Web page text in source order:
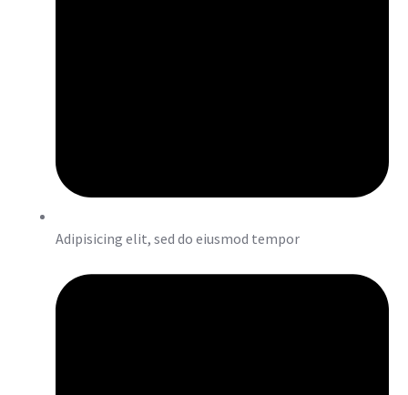
Adipisicing elit, sed do eiusmod tempor